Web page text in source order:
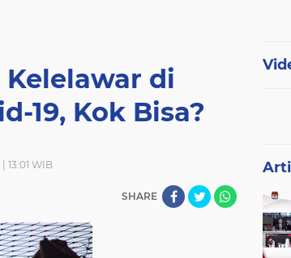
Kelelawar di
19, Kok Bisa?
13:01 WIB
SHARE